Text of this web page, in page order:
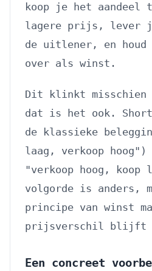
koop je het aandeel
lagere prijs, lever
de uitlener, en
over als winst.
Dit klinkt misschien
dat is het ook.
de klassieke
laag, verkoop hoog")
"verkoop hoog, koop
volgorde is anders,
principe van winst
prijsverschil blijft
Een concreet